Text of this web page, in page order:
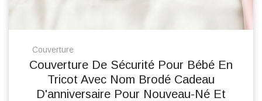
Couverture
Couverture De Sécurité Pour Bébé En
Tricot Avec Nom Brodé Cadeau
D'anniversaire Pour Nouveau-Né Et